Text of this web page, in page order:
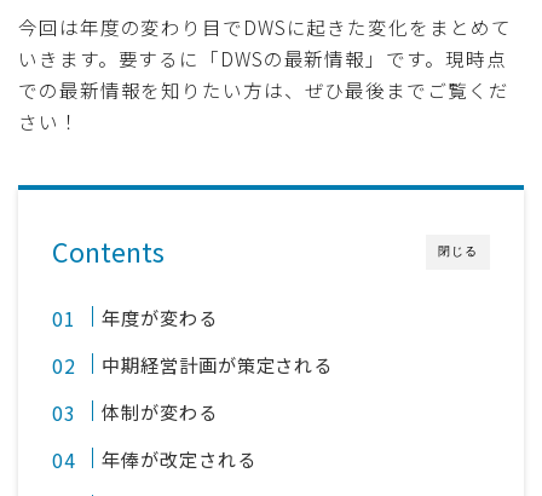
今回は年度の変わり目でDWSに起きた変化をまとめて
いきます。要するに「DWSの最新情報」です。現時点
での最新情報を知りたい方は、ぜひ最後までご覧くだ
さい！
閉じる
Contents
年度が変わる
中期経営計画が策定される
体制が変わる
年俸が改定される